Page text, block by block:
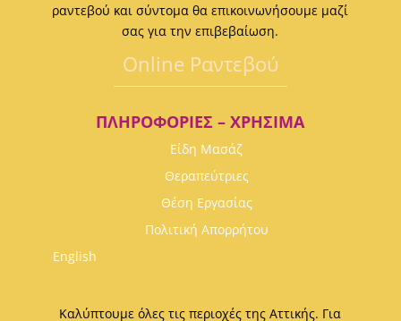
ραντεβού και σύντομα θα επικοινωνήσουμε μαζί
σας για την επιβεβαίωση.
Οnline Ραντεβού
ΠΛΗΡΟΦΟΡΊΕΣ – ΧΡΉΣΙΜΑ
Είδη Μασάζ
Θεραπεύτριες
Θέση Εργασίας
Πολιτική Απορρήτου
English
Καλύπτουμε όλες τις περιοχές της Αττικής. Για